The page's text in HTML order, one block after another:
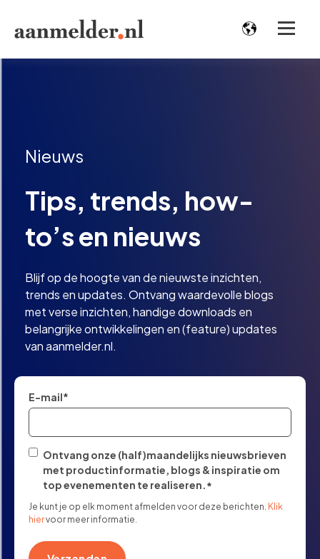
Nieuws
Tips, trends, how-
to’s en nieuws
Blijf op de hoogte van de nieuwste inzichten,
trends en updates. Ontvang waardevolle blogs
met verse inzichten, handige downloads en
belangrijke ontwikkelingen en (feature) updates
van aanmelder.nl.
E-mail*
Ontvang onze (half)maandelijks nieuwsbrieven
met productinformatie, blogs & inspiratie om
top evenementen te realiseren.*
Je kunt je op elk moment afmelden voor deze berichten. Klik
hiervoor meer informatie.